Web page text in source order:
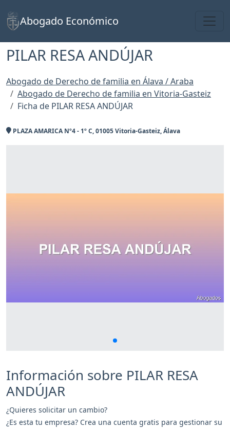
Abogado Económico
PILAR RESA ANDÚJAR
Abogado de Derecho de familia en Álava / Araba
Abogado de Derecho de familia en Vitoria-Gasteiz
Ficha de PILAR RESA ANDÚJAR
PLAZA AMARICA Nº4 - 1º C, 01005 Vitoria-Gasteiz, Álava
Información sobre PILAR RESA
ANDÚJAR
¿Quieres solicitar un cambio?
¿Es esta tu empresa? Crea una cuenta gratis para gestionar su